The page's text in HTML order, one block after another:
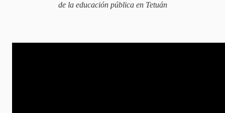
de la educación pública en Tetuán